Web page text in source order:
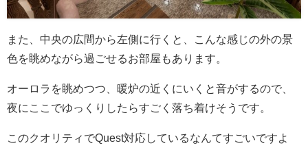
また、中央の広間から左側に行くと、こんな感じの外の景
色を眺めながら過ごせるお部屋もあります。
オーロラを眺めつつ、暖炉の近くにいくと音がするので、
夜にここでゆっくりしたらすごく落ち着けそうです。
このクオリティでQuest対応しているなんてすごいですよ